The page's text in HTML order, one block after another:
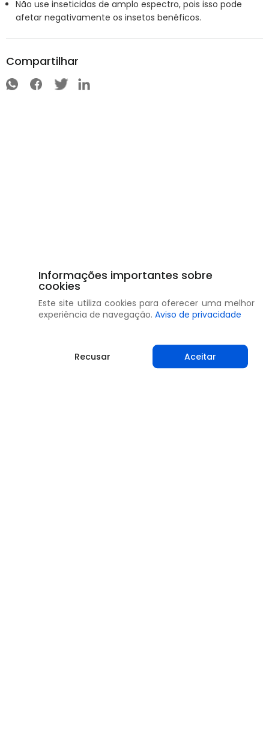
Não use inseticidas de amplo espectro, pois isso pode
afetar negativamente os insetos benéficos.
Compartilhar
Informações importantes sobre
cookies
Este site utiliza cookies para oferecer uma melhor
experiência de navegação. Aviso de privacidade
Recusar Aceitar